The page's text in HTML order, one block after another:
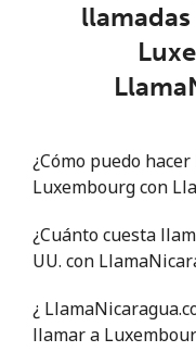
Lithuania
⁦5.9¢⁩
Luxembourg
Línea fija ⁦39.9¢⁩
Celular ⁦35.9¢⁩
¿Cómo puedo
Luxembourg con
¿Cuánto cuesta
UU. con
¿
llamar a